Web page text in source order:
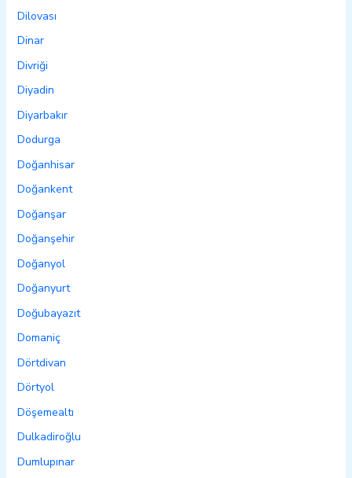
Dilovası
Dinar
Divriği
Diyadin
Diyarbakır
Dodurga
Doğanhisar
Doğankent
Doğanşar
Doğanşehir
Doğanyol
Doğanyurt
Doğubayazıt
Domaniç
Dörtdivan
Dörtyol
Döşemealtı
Dulkadiroğlu
Dumlupınar